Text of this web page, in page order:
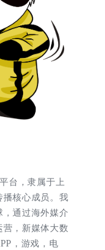
台，隶属于上
核心成员。我
通过海外媒介
，新媒体大数
，游戏，电